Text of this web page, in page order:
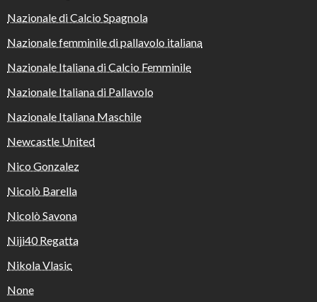
Nazionale di Calcio Spagnola
Nazionale femminile di pallavolo italiana
Nazionale Italiana di Calcio Femminile
Nazionale Italiana di Pallavolo
Nazionale Italiana Maschile
Newcastle United
Nico Gonzalez
Nicolò Barella
Nicolò Savona
Niji40 Regatta
Nikola Vlasic
None